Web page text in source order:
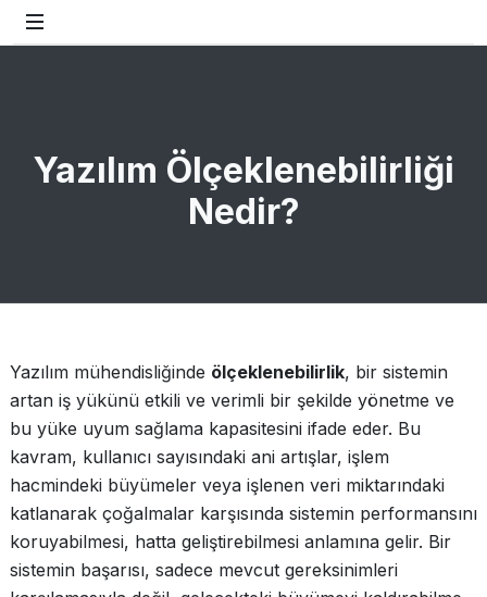
Yazılım Ölçeklenebilirliği
Nedir?
Yazılım mühendisliğinde ölçeklenebilirlik, bir sistemin
artan iş yükünü etkili ve verimli bir şekilde yönetme ve
bu yüke uyum sağlama kapasitesini ifade eder. Bu
kavram, kullanıcı sayısındaki ani artışlar, işlem
hacmindeki büyümeler veya işlenen veri miktarındaki
katlanarak çoğalmalar karşısında sistemin performansını
koruyabilmesi, hatta geliştirebilmesi anlamına gelir. Bir
sistemin başarısı, sadece mevcut gereksinimleri